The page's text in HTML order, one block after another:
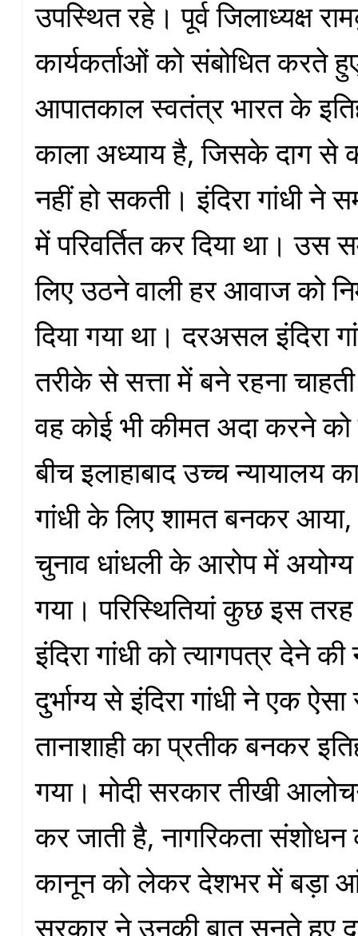
उपस्थित रहे। पूर्व जिलाध्यक्ष
कार्यकर्ताओं को संबोधित करते
आपातकाल स्वतंत्र भारत के
काला अध्याय है, जिसके दाग से
नहीं हो सकती। इंदिरा गांधी
में परिवर्तित कर दिया था।
लिए उठने वाली हर आवाज को
दिया गया था। दरअसल इंदिरा
तरीके से सत्ता में बने रहना
वह कोई भी कीमत अदा करने को
बीच इलाहाबाद उच्च न्यायालय
गांधी के लिए शामत बनकर
चुनाव धांधली के आरोप में अयोग्य
गया। परिस्थितियां कुछ इस
इंदिरा गांधी को त्यागपत्र देने
दुर्भाग्य से इंदिरा गांधी ने एक ऐसा
तानाशाही का प्रतीक बनकर
गया। मोदी सरकार तीखी
कर जाती है, नागरिकता
कानून को लेकर देशभर में बड़ा
सरकार ने उनकी बात सुनते हुए